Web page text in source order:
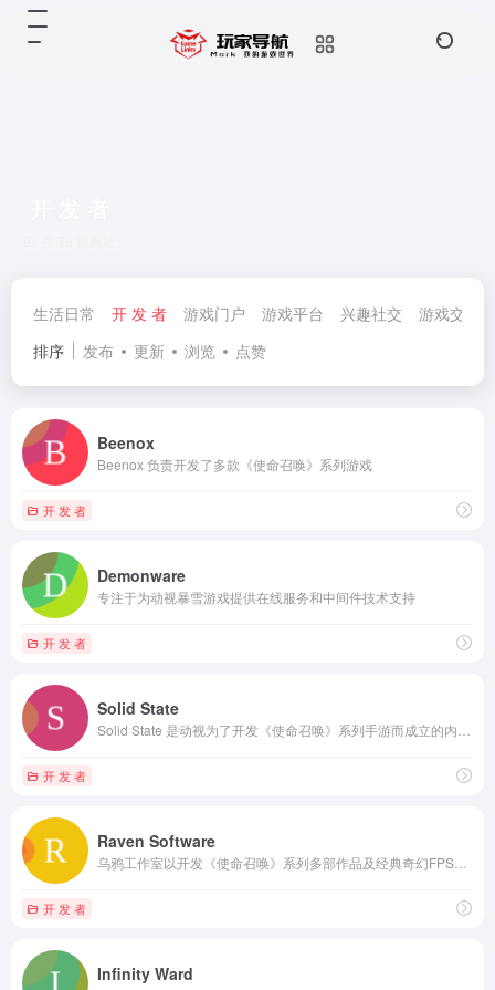
生活日常 开 发 者 游戏门户 游戏平台 兴趣社交
游戏交易
排序
发布 更新 浏览 点赞
Beenox
Beenox 负责开发了多款《使命召唤》系列游戏
开 发 者
Demonware
专注于为动视暴雪游戏提供在线服务和中间件技术支持
开 发 者
Solid State
开 发 者
Raven Software
开 发 者
Infinity Ward